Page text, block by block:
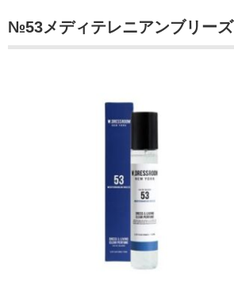
№53メディテレニアンブリーズ